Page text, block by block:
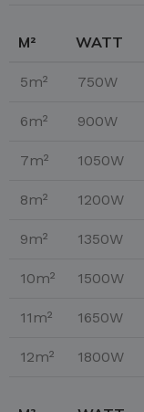
M² WATT
5m² 750W
6m² 900W
7m² 1050W
8m² 1200W
9m² 1350W
10m² 1500W
11m² 1650W
12m² 1800W